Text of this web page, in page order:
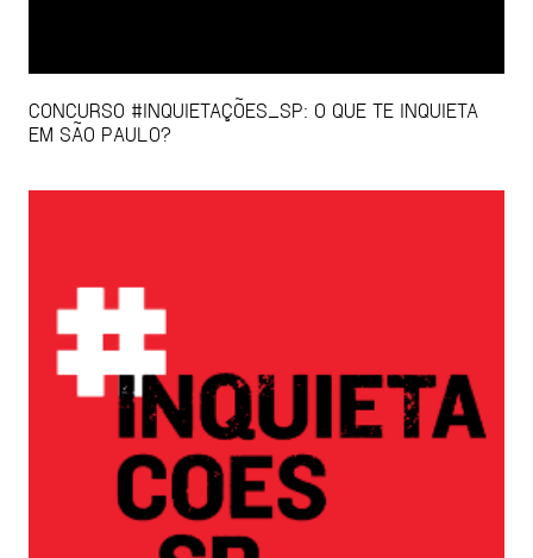
CONCURSO #INQUIETAÇÕES_SP: O QUE TE INQUIETA
EM SÃO PAULO?